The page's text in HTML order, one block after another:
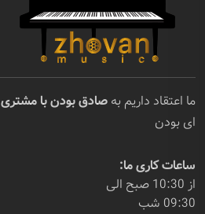
ما اعتقاد داریم به صادق بودن با مشتری
ای بودن
ساعات کاری ما:
از 10:30 صبح الی
09:30 شب